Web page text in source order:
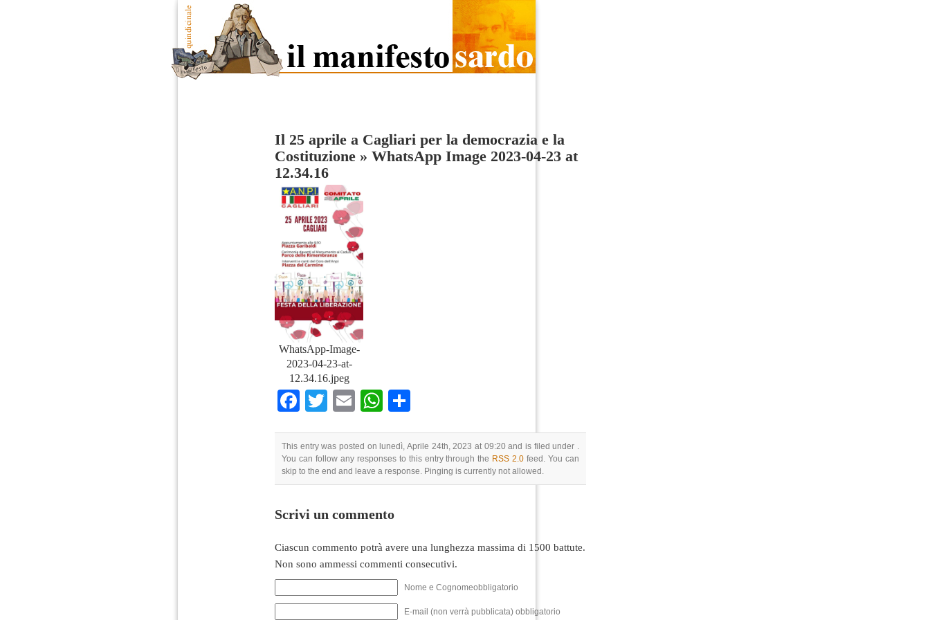
Il 25 aprile a Cagliari per la democrazia e la
Costituzione » WhatsApp Image 2023-04-23 at
12.34.16
WhatsApp-Image-
2023-04-23-at-
12.34.16.jpeg
Facebook
Twitter
EmailWhatsApp
This entry was posted on lunedì, Aprile 24th, 2023 at 09:20 and is filed under .
You can follow any responses to this entry through the RSS 2.0 feed. You can
skip to the end and leave a response. Pinging is currently not allowed.
Scrivi un commento
Ciascun commento potrà avere una lunghezza massima di 1500 battute.
Non sono ammessi commenti consecutivi.
Nome e Cognomeobbligatorio
E-mail (non verrà pubblicata) obbligatorio